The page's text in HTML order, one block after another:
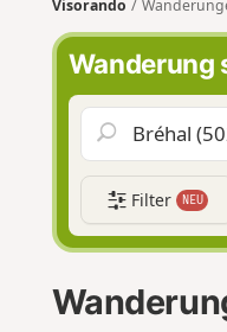
Visorando
Wanderung
Filter NEU